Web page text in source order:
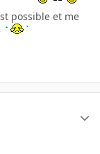
possible et me